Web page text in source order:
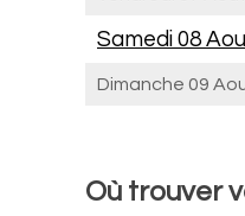
Samedi 08
Dimanche 09
Où trouver